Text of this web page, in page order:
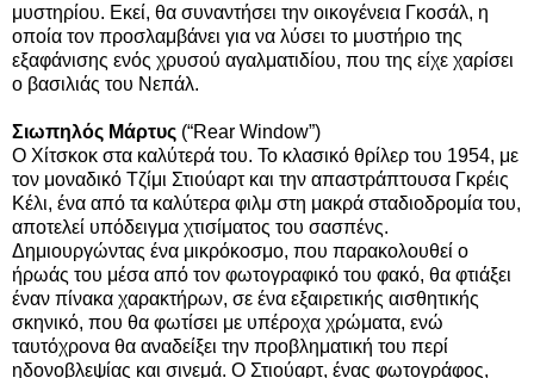
μυστηρίου. Εκεί, θα συναντήσει την οικογένεια Γκοσάλ, η
οποία τον προσλαμβάνει για να λύσει το μυστήριο της
εξαφάνισης ενός χρυσού αγαλματιδίου, που της είχε χαρίσει
ο βασιλιάς του Νεπάλ.
Σιωπηλός Μάρτυς (“Rear Window”)
Ο Χίτσκοκ στα καλύτερά του. Το κλασικό θρίλερ του 1954, με
τον μοναδικό Τζίμι Στιούαρτ και την απαστράπτουσα Γκρέις
Κέλι, ένα από τα καλύτερα φιλμ στη μακρά σταδιοδρομία του,
αποτελεί υπόδειγμα χτισίματος του σασπένς.
Δημιουργώντας ένα μικρόκοσμο, που παρακολουθεί ο
ήρωάς του μέσα από τον φωτογραφικό του φακό, θα φτιάξει
έναν πίνακα χαρακτήρων, σε ένα εξαιρετικής αισθητικής
σκηνικό, που θα φωτίσει με υπέροχα χρώματα, ενώ
ταυτόχρονα θα αναδείξει την προβληματική του περί
ηδονοβλεψίας και σινεμά. Ο Στιούαρτ, ένας φωτογράφος,